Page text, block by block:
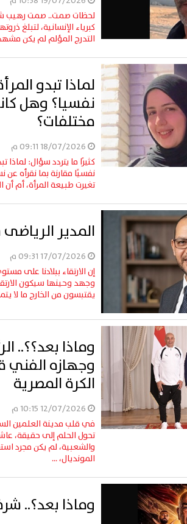
لحظات صمت.. صمت رهيب شق
كبرياء الإنسانية، لتبلغ
التدرج المؤلم لم يكن
لماذا تبدو
نفسيا؟ وهل
مختلفات؟
كثيرًا ما يتردد سؤال: لماذا
نفسيًا مقارنة بما نقرأه
تغيرت طبيعة المرأة، أم
المدير
إن الارتقاء ببلادنا على
وجهد وحينها سيكون
يقتبسون من الخارج ما لا
وماذا بعد؟؟..
وجهازه الفني
الكرة المصرية
في قلب مدينة العلمين
تحول الحلم إلى حقيقة،
والشعبية، لم يكن مجرد
المونديال، ...
وماذا بعد؟..